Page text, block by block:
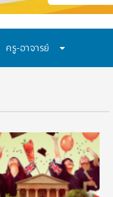
ครู-อาจารย์